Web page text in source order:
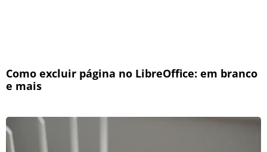
Como excluir página no LibreOffice: em branco
e mais